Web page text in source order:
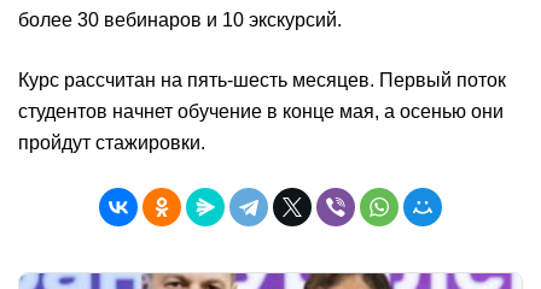
более 30 вебинаров и 10 экскурсий.
Курс рассчитан на пять-шесть месяцев. Первый поток
студентов начнет обучение в конце мая, а осенью они
пройдут стажировки.